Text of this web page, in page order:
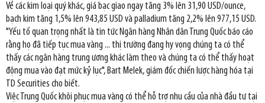
Về các kim loại quý khác, giá bạc giao ngay tăng 3% lên 31,90 USD/ounce,
bạch kim tăng 1,5% lên 943,85 USD và palladium tăng 2,2% lên 977,15 USD.
"Yếu tố quan trọng nhất là tin tức Ngân hàng Nhân dân Trung Quốc báo cáo
rằng họ đã tiếp tục mua vàng ... thị trường đang hy vọng chúng ta có thể
thấy các ngân hàng trung ương khác làm theo và chúng ta có thể thấy hoạt
động mua vào đạt mức kỷ lục", Bart Melek, giám đốc chiến lược hàng hóa tại
TD Securities cho biết.
Việc Trung Quốc khôi phục mua vàng có thể hỗ trợ nhu cầu của nhà đầu tư tại